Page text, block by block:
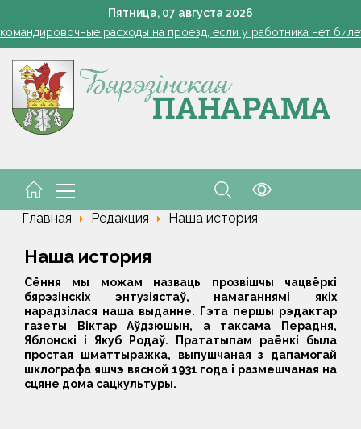
Пятница, 07 августа 2026
Включаем фары и продолжаем жать
расходы на проезд, если у работника нет
Косить или не косить: когда обрезка ботвы картофеля
Ребенок провалился в канализационный колодец в
Включаем фары и продолжаем жать
Косить или не косить: когда обрезка ботвы картофеля
Главная Редакция Наша история
Наша история
Сёння мы можам назваць прозвішчы чацвёркі
бярэзінскіх энтузіястаў, намаганнямі якіх
нарадзілася наша выданне. Гэта першы рэдактар
газеты Віктар Аўдзюшын, а таксама Перадня,
Яблонскі і Якуб Родаў. Прататыпам раёнкі была
простая шматтыражка, выпушчаная з дапамогай
шклографа яшчэ вясной 1931 года і размешчаная на
сцяне дома сацкультуры.